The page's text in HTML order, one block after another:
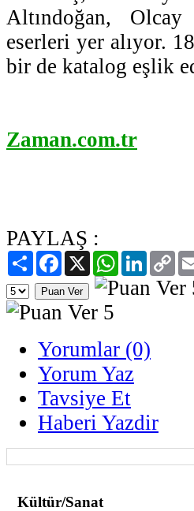
Altındoğan,
eserleri yer alıyor.
bir de katalog eşlik
Zaman.com.tr
PAYLAŞ :
PaylaşFacebook
X WhatsAppLinkedIn
Yorumlar (0)
Yorum Yaz
Tavsiye Et
Haberi Yazdir
Kültür/Sanat